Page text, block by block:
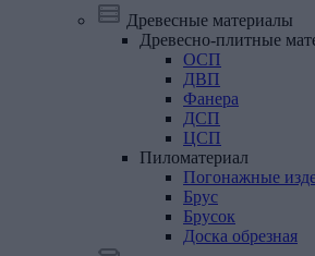
Древесные материалы
Древесно-плитные
ОСП
ДВП
Фанера
ДСП
ЦСП
Пиломатериал
Погонажные
Брус
Брусок
Доска обрезная